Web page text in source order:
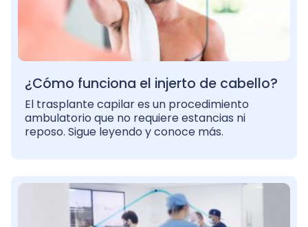
¿Cómo funciona el injerto de cabello?
El trasplante capilar es un procedimiento
ambulatorio que no requiere estancias ni
reposo. Sigue leyendo y conoce más.